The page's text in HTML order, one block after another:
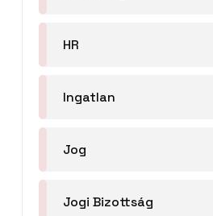
HR
Ingatlan
Jog
Jogi Bizottság